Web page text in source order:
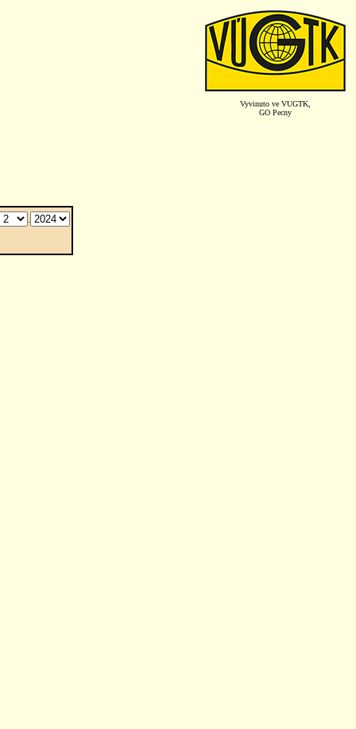
Vyvinuto ve VUGTK,
GO Pecny
.